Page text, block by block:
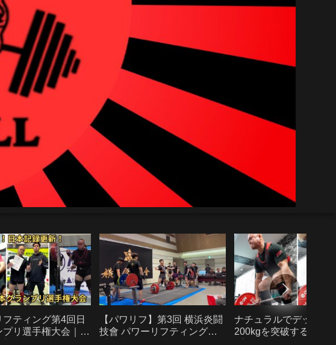
ティング第4回日
リ選手権大会｜
【パワリフ】第3回 横浜炎闘
技會 パワーリフティング選
ナチュラルでデッドリ
200kgを突破するロー